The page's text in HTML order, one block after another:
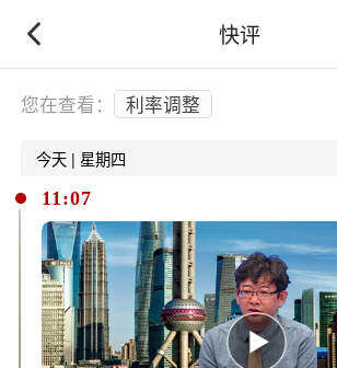
快评
下拉刷新
您在查看： 利率调整
今天 | 星期四
11:07